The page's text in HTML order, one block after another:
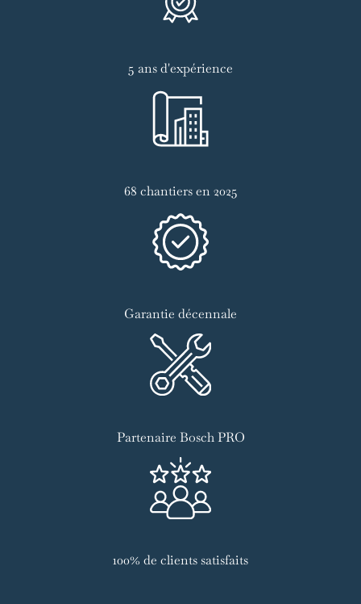
5 ans d'expérience
68 chantiers en 2025
Garantie décennale
Partenaire Bosch PRO
100% de clients satisfaits